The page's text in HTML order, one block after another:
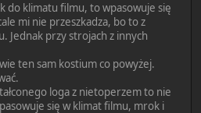
do klimatu filmu, to wpasowuje się
mi nie przeszkadza, bo to z
Jednak przy strojach z innych
ten sam kostium co powyżej.
loga z nietoperzem to nie
się w klimat filmu, mrok i